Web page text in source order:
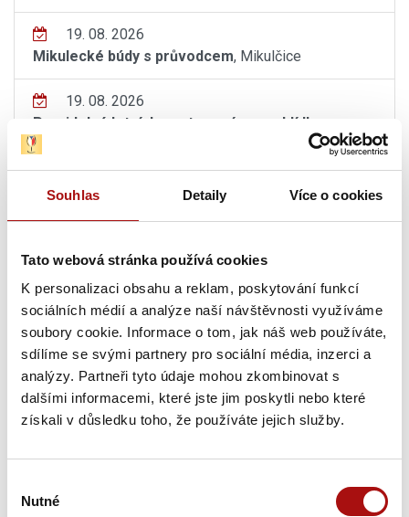
Souhlas Detaily Více o cookies
Tato webová stránka používá cookies
K personalizaci obsahu a reklam, poskytování funkcí
sociálních médií a analýze naší návštěvnosti využíváme
soubory cookie. Informace o tom, jak náš web používáte,
sdílíme se svými partnery pro sociální média, inzerci a
analýzy. Partneři tyto údaje mohou zkombinovat s
dalšími informacemi, které jste jim poskytli nebo které
získali v důsledku toho, že používáte jejich služby.
souhlasu
Nutné
19. 08. 2026
Mikulecké búdy s průvodcem, Mikulčice
19. 08. 2026
Pravidelné letní degustace vín s prohlídkou
Vinařství Lahofer
Čtvrtek, 20. 08. 2026
20. 08. 2026
Hudba na vinicích: KOLLÁROVCI – CHÂTEAU
VALTICE, Valtice
20. 08. 2026
Letní procházka Znojmem s ochutnávkou vín,
Znojmo
20. 08. 2026